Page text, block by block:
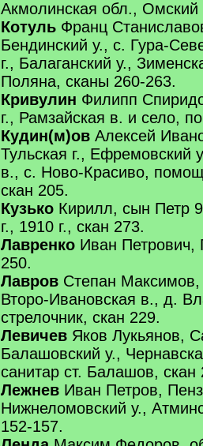
Акмолинская обл., Омский
Котуль Франц
Бендинский у., с. Гура-
г., Балаганский у.,
Поляна, сканы 260-263.
Кривулин Филипп
г., Рамзайская в. и село,
Кудин(м)ов Алексей
Тульская г., Ефремовский
в., с. Ново-Красиво,
скан 205.
Кузько Кирилл, сын Петр
г., 1910 г., скан 273.
Лавренко Иван Петрович,
250.
Лавров Степан
Второ-Ивановская в., д.
стрелочник, скан 229.
Левичев Яков Лукьянов,
Балашовский у.,
санитар ст. Балашов, скан
Лежнев Иван Петров,
Нижнеломовский у.,
152-157.